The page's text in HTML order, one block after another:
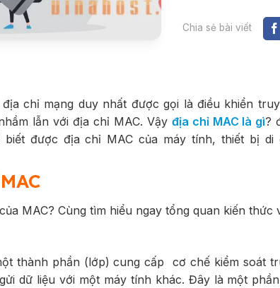
Chia sẻ bài viết
chỉ mạng duy nhất được gọi là điều khiển
lẫn với địa chỉ MAC. Vậy địa chỉ MAC là gì?
được địa chỉ MAC của máy tính, thiết bị di
MAC? Cùng tìm hiểu ngay tổng quan kiến thức
thành phần (lớp) cung cấp cơ chế kiểm soát
dữ liệu với một máy tính khác. Đây là một